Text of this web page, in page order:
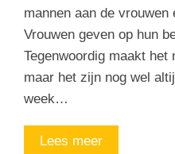
mannen aan de vrouwen
Vrouwen geven op hun
Tegenwoordig maakt
maar het zijn nog wel
week…
Lees meer